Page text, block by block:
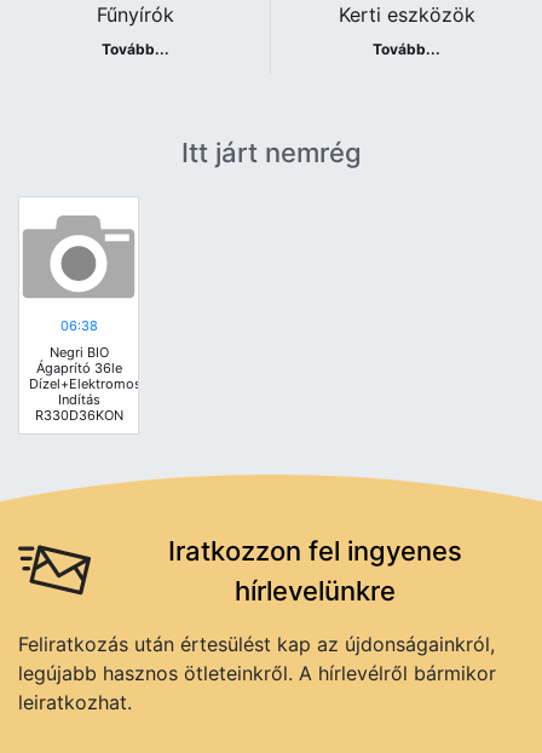
Fűnyírók
Tovább...
Kerti eszközök
Tovább...
Itt járt nemrég
06:38
Negri BIO
Ágaprító 36le
Dízel+Elektromos
Indítás
R330D36KON
Iratkozzon fel ingyenes
hírlevelünkre
Feliratkozás után értesülést kap az újdonságainkról,
legújabb hasznos ötleteinkről. A hírlevélről bármikor
leiratkozhat.